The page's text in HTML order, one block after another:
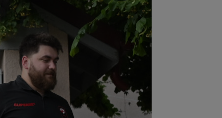
Mai rău decât CFR Cluj: scorul
în Europa! La pauză erau conduși cu
EXCLUSIV
Folha, OUT de la CFR
după dezastrul cu Tromso! ”Îi dau
pe toți!”...